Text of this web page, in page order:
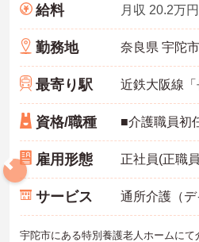
給料
勤務地
最寄り駅
資格/職種
雇用形態 正社員(正職
サービス 通所介護（デ
宇陀市にある特別養護老人ホームに